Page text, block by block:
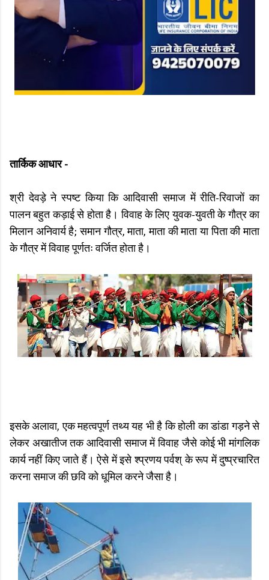
तार्किक आधार -
श्री देवड़े ने स्पष्ट किया कि आदिवासी समाज में रीति-रिवाजों का
पालन बहुत कड़ाई से होता है। विवाह के लिए युवक-युवती के गौत्र का
मिलान अनिवार्य है; समान गौत्र, माता, माता की माता या पिता की माता
के गौत्र में विवाह पूर्णतः वर्जित होता है।
इसके अलावा, एक महत्वपूर्ण तथ्य यह भी है कि होली का डांडा गड़ने से
लेकर अखातीज तक आदिवासी समाज में विवाह जैसे कोई भी मांगलिक
कार्य नहीं किए जाते हैं। ऐसे में इसे श्प्रणय पर्वश् के रूप में दुष्प्रचारित
करना समाज की छवि को धूमिल करने जैसा है।